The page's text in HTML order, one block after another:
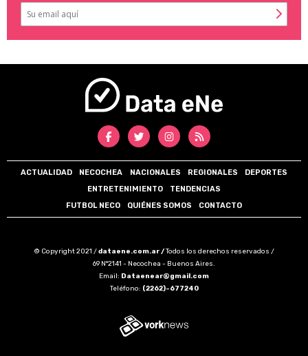
ACTUALIDAD NECOCHEA NACIONALES REGIONALES
DEPORTES
ENTRETENIMIENTO
TENDENCIAS
FUTBOL NECO
QUIÉNES SOMOS CONTACTO
© Copyright 2021 /dataene.com.ar /Todos los derechos reservados /
69 N°2141 - Necochea - Buenos Aires.
Email: Dataenear@gmail.com
Teléfono: (2262)-677240